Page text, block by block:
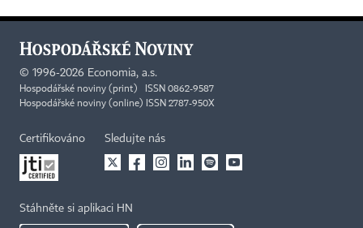
© 1996-2026 Economia, a.s.
Hospodářské noviny (print) ISSN 0862-9587
Hospodářské noviny (online) ISSN 2787-950X
Certifikováno Sledujte nás
Stáhněte si aplikaci HN